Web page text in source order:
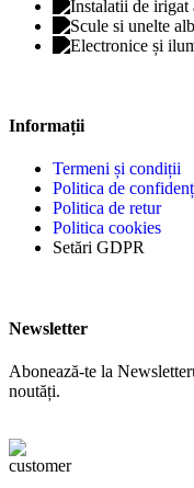
Informații
Termeni și condiții
Politica de
Politica de retur
Politica cookies
Setări GDPR
Newsletter
Abonează-te la
noutăți.